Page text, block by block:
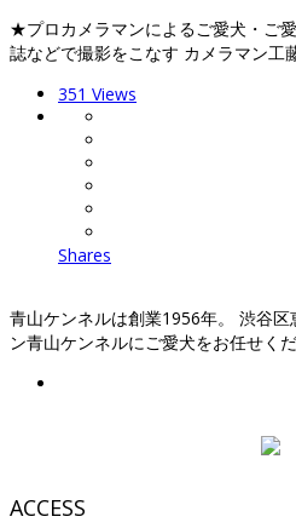
★プロカメラマンによるご愛犬・ご
誌などで撮影をこなす カメラマン工
351 Views
Shares
青山ケンネルは創業1956年。 渋谷
ン青山ケンネルにご愛犬をお任せくだ
ACCESS